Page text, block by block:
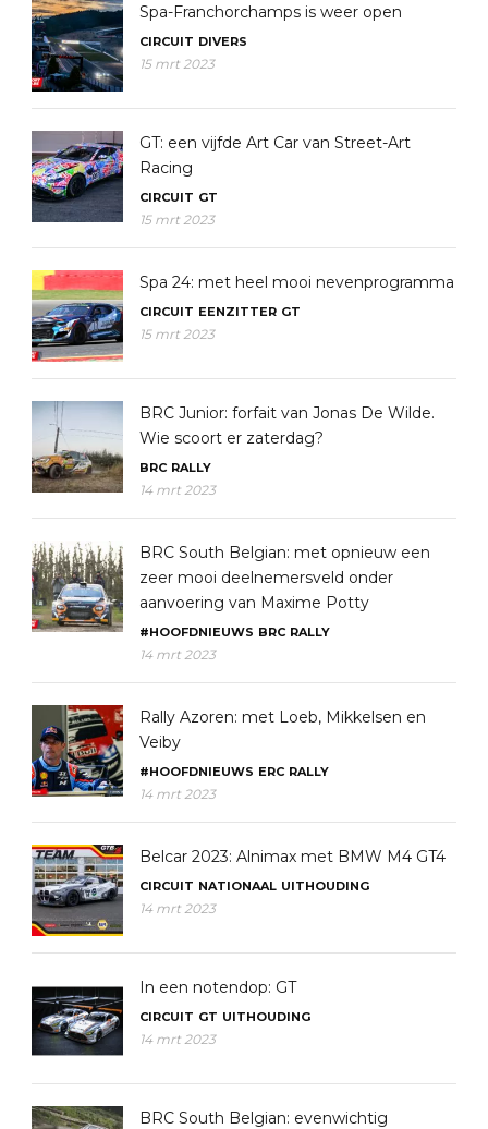
Spa-Franchorchamps is weer open
CIRCUIT DIVERS
15 mrt 2023
GT: een vijfde Art Car van Street-Art
Racing
CIRCUIT GT
15 mrt 2023
Spa 24: met heel mooi nevenprogramma
CIRCUIT EENZITTER GT
15 mrt 2023
BRC Junior: forfait van Jonas De Wilde.
Wie scoort er zaterdag?
BRC RALLY
14 mrt 2023
BRC South Belgian: met opnieuw een
zeer mooi deelnemersveld onder
aanvoering van Maxime Potty
#HOOFDNIEUWS BRC RALLY
14 mrt 2023
Rally Azoren: met Loeb, Mikkelsen en
Veiby
#HOOFDNIEUWS ERC RALLY
14 mrt 2023
Belcar 2023: Alnimax met BMW M4 GT4
CIRCUIT NATIONAAL UITHOUDING
14 mrt 2023
In een notendop: GT
CIRCUIT GT UITHOUDING
14 mrt 2023
BRC South Belgian: evenwichtig